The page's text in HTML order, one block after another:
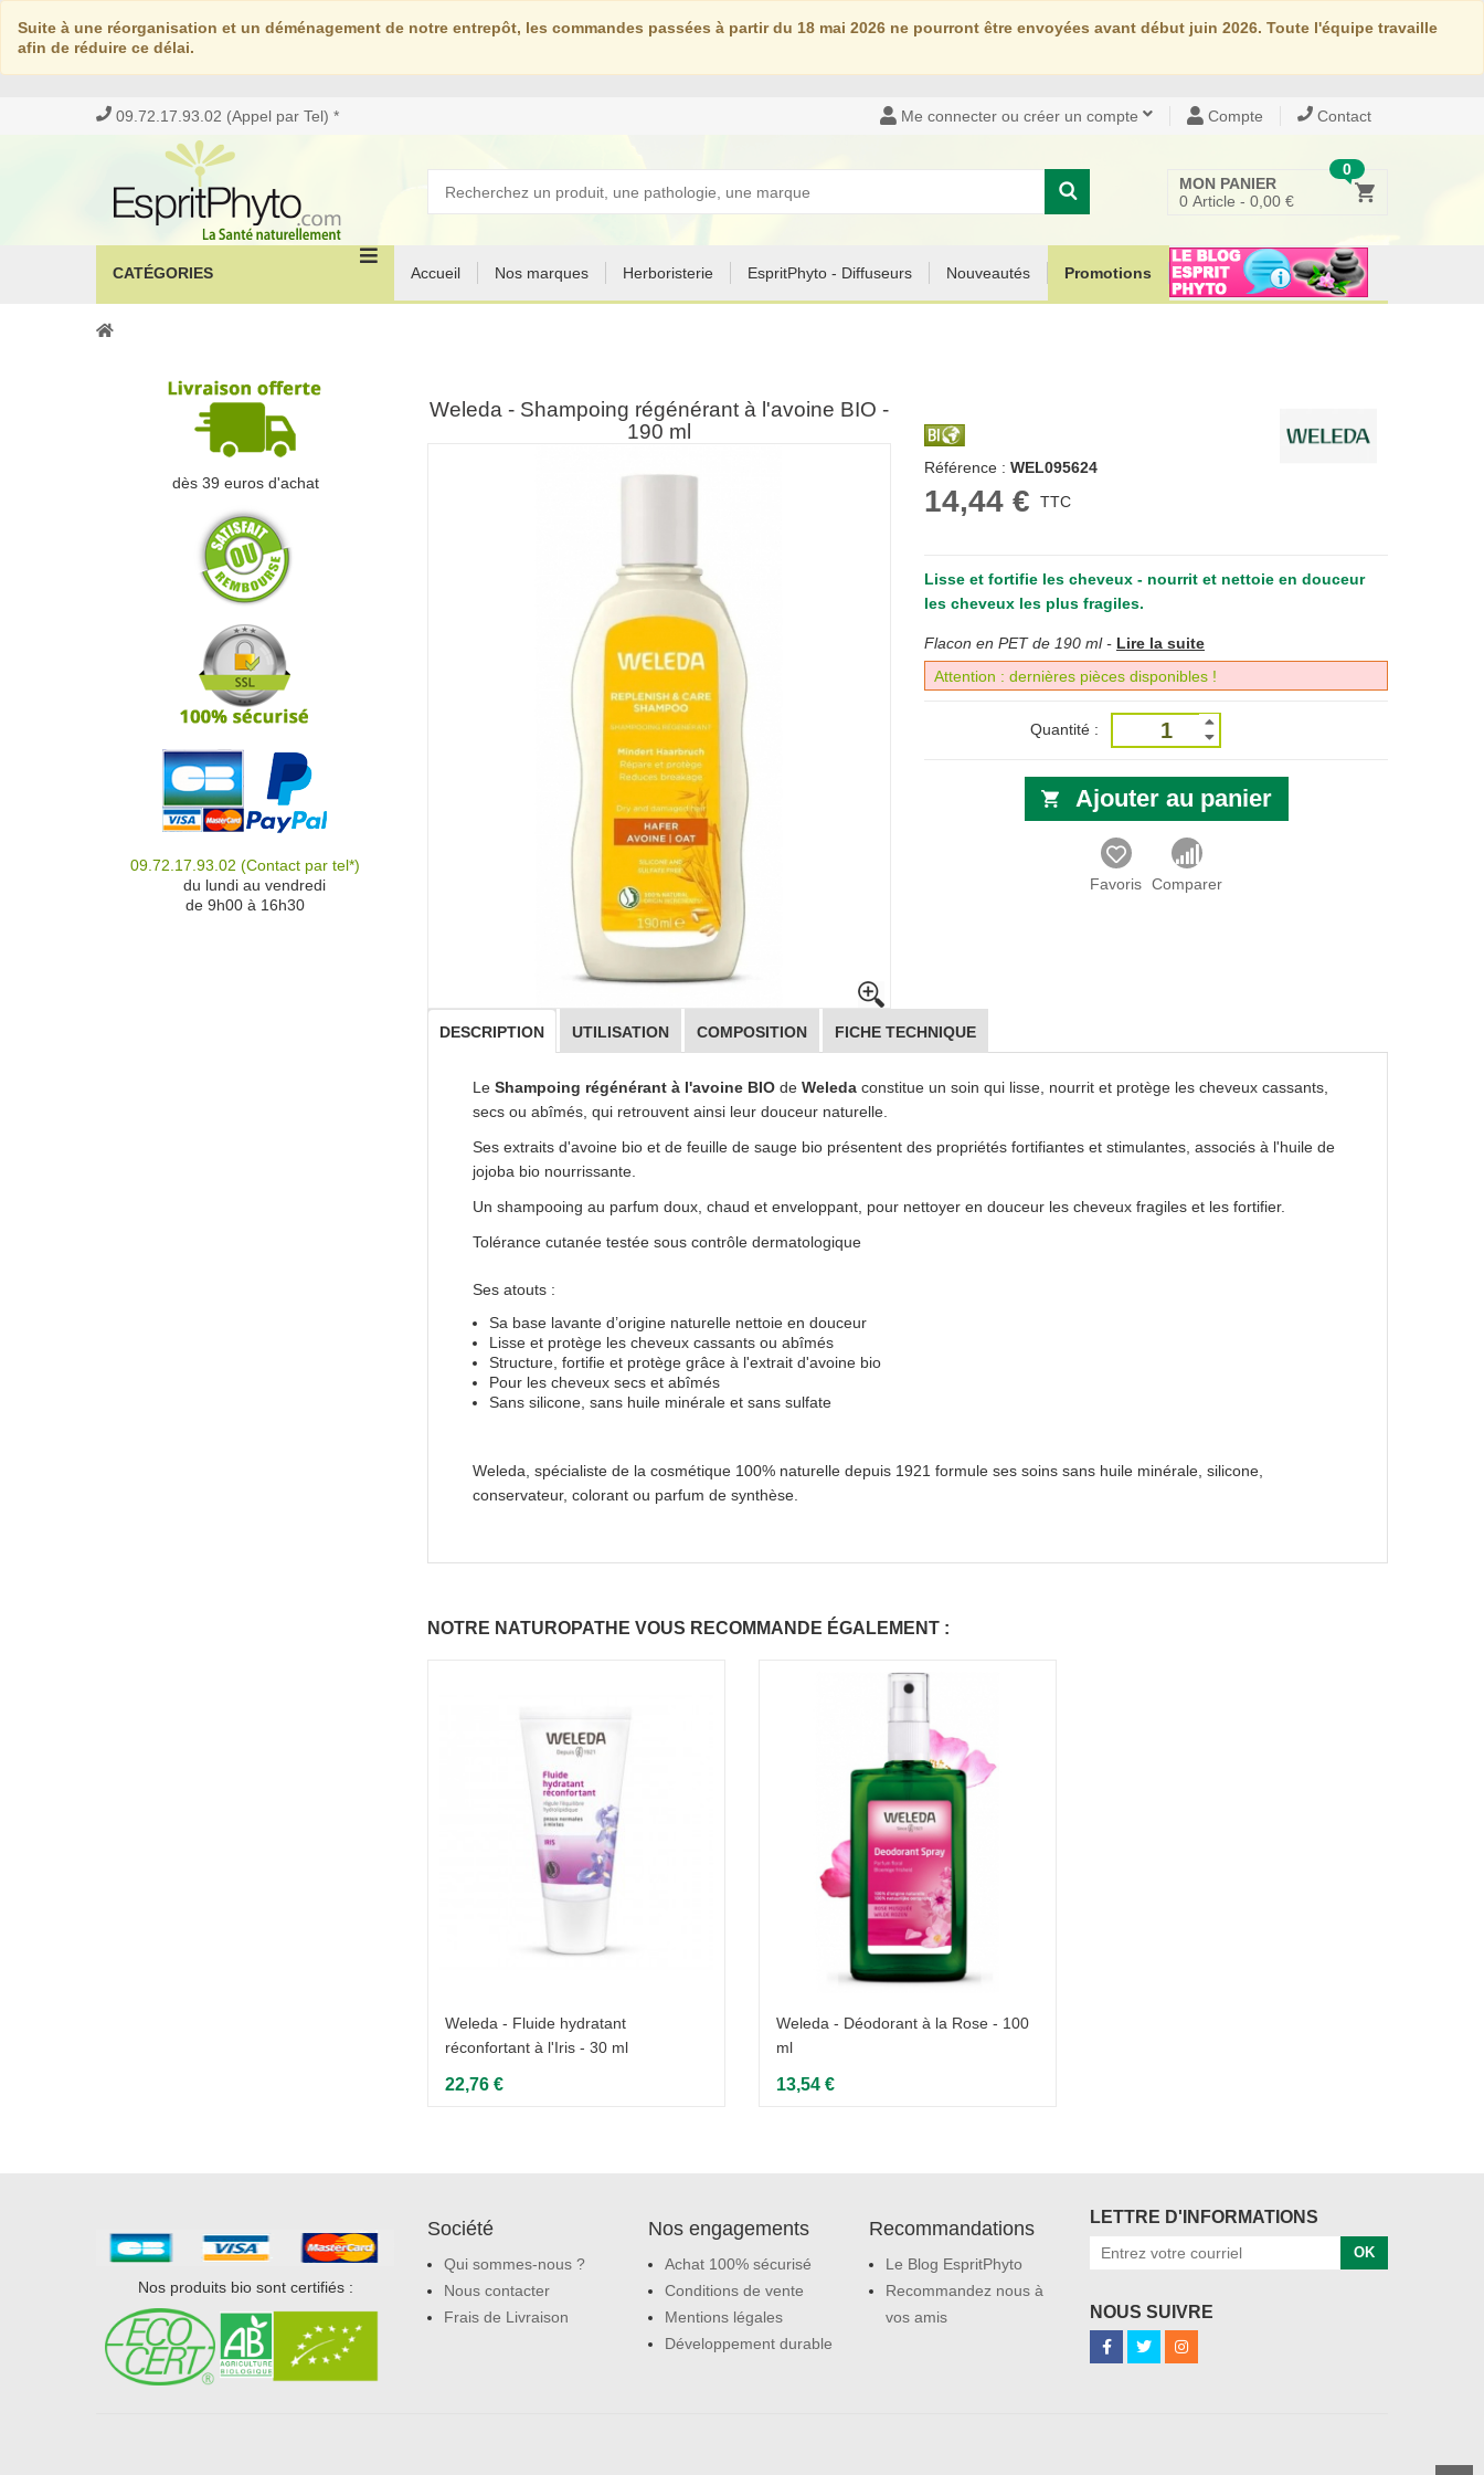
Suite à une réorganisation et un déménagement de notre entrepôt, les commandes passées à partir du 18 mai 2026 ne pourront être envoyées avant début juin 2026. Toute l'équipe travaille
afin de réduire ce délai.
09.72.17.93.02 (Appel par Tel) * Me connecter ou créer un compte Compte Contact
0
MON PANIER
0 Article - 0,00 €
CATÉGORIES Accueil Nos marques Herboristerie EspritPhyto - Diffuseurs Nouveautés Promotions
Weleda - Shampoing régénérant à l'avoine BIO -
190 ml
Référence : WEL095624
14,44 € TTC
Lisse et fortifie les cheveux - nourrit et nettoie en douceur
les cheveux les plus fragiles.
Flacon en PET de 190 ml - Lire la suite
Attention : dernières pièces disponibles !
Quantité :
Ajouter au panier
Favoris Comparer
DESCRIPTION UTILISATION COMPOSITION FICHE TECHNIQUE
Le Shampoing régénérant à l'avoine BIO de Weleda constitue un soin qui lisse, nourrit et protège les cheveux cassants,
secs ou abîmés, qui retrouvent ainsi leur douceur naturelle.
Ses extraits d'avoine bio et de feuille de sauge bio présentent des propriétés fortifiantes et stimulantes, associés à l'huile de
jojoba bio nourrissante.
Un shampooing au parfum doux, chaud et enveloppant, pour nettoyer en douceur les cheveux fragiles et les fortifier.
Tolérance cutanée testée sous contrôle dermatologique
Ses atouts :
Sa base lavante d’origine naturelle nettoie en douceur
Lisse et protège les cheveux cassants ou abîmés
Structure, fortifie et protège grâce à l'extrait d'avoine bio
Pour les cheveux secs et abîmés
Sans silicone, sans huile minérale et sans sulfate
Weleda, spécialiste de la cosmétique 100% naturelle depuis 1921 formule ses soins sans huile minérale, silicone,
conservateur, colorant ou parfum de synthèse.
NOTRE NATUROPATHE VOUS RECOMMANDE ÉGALEMENT :
Weleda - Fluide hydratant
réconfortant à l'Iris - 30 ml
22,76 €
Weleda - Déodorant à la Rose - 100
ml
13,54 €
dès 39 euros d'achat
09.72.17.93.02 (Contact par tel*)
du lundi au vendredi
de 9h00 à 16h30
Nos produits bio sont certifiés :
Société
Qui sommes-nous ?
Nous contacter
Frais de Livraison
Nos engagements
Achat 100% sécurisé
Conditions de vente
Mentions légales
Développement durable
Recommandations
Le Blog EspritPhyto
Recommandez nous à
vos amis
LETTRE D'INFORMATIONS
OK
NOUS SUIVRE